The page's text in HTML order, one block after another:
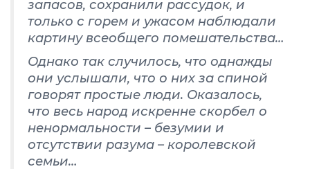
запасов, сохранили рассудок, и
только с горем и ужасом наблюдали
картину всеобщего помешательства…
Однако так случилось, что однажды
они услышали, что о них за спиной
говорят простые люди. Оказалось,
что весь народ искренне скорбел о
ненормальности – безумии и
отсутствии разума – королевской
семьи…